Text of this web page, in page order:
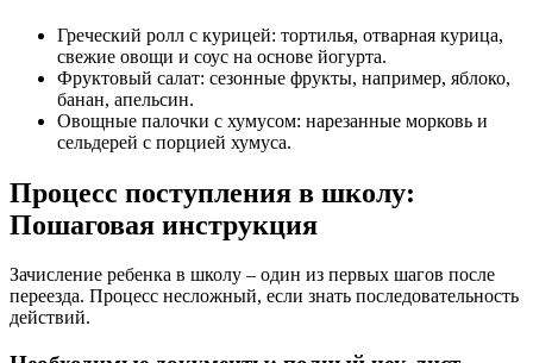
Греческий ролл с курицей: тортилья, отварная курица,
свежие овощи и соус на основе йогурта.
Фруктовый салат: сезонные фрукты, например, яблоко,
банан, апельсин.
Овощные палочки с хумусом: нарезанные морковь и
сельдерей с порцией хумуса.
Процесс поступления в школу:
Пошаговая инструкция
Зачисление ребенка в школу – один из первых шагов после
переезда. Процесс несложный, если знать последовательность
действий.